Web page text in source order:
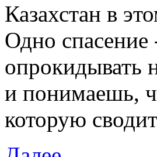
Казахстан в
Одно спасение
опрокидывать
и понимаешь,
которую